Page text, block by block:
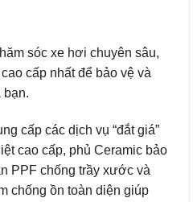
sóc xe hơi chuyên sâu,
cấp nhất để bảo vệ và
bạn.
cấp các dịch vụ “đắt giá”
cao cấp, phủ Ceramic bảo
PPF chống trầy xước và
chống ồn toàn diện giúp